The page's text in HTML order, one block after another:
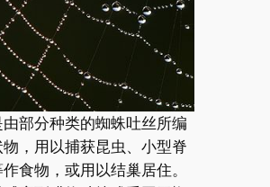
部分种类的蜘蛛吐丝所编
，用以捕获昆虫、小型脊
食物，或用以结巢居住。